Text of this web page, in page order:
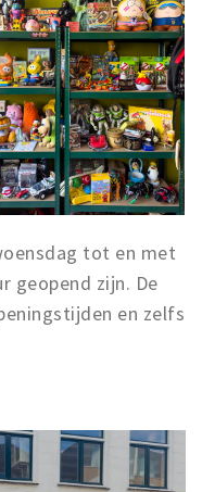
tot en met
geopend zijn. De
en zelfs